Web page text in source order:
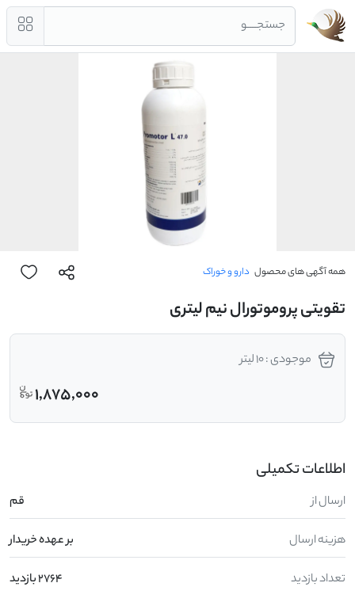
جستجــــو
همه آگهی های محصول دارو و خوراک
تقویتی پروموتورال نیم لیتری
موجودی : 10 لیتر
1,875,000
اطلاعات تکمیلی
ارسال از قم
هزینه ارسال بر عهده خریدار
تعداد بازدید 2764 بازدید